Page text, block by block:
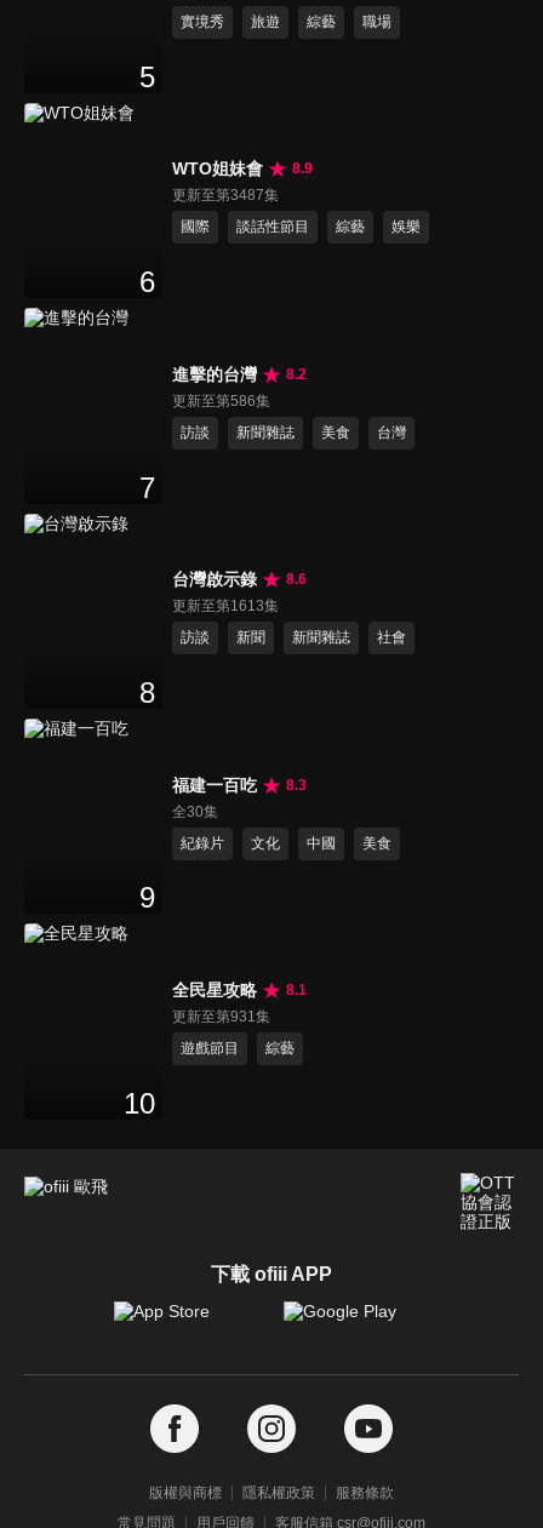
5
實境秀
旅遊 綜藝 職場
6
WTO姐妹會
8.9
更新至第3487集
國際
談話性節目 綜藝 娛樂
7
進擊的台灣
8.2
更新至第586集
訪談
新聞雜誌 美食 台灣
8
台灣啟示錄
8.6
更新至第1613集
訪談
新聞 新聞雜誌 社會
9
福建一百吃
8.3
全30集
紀錄片
文化 中國 美食
10
全民星攻略
8.1
更新至第931集
遊戲節目
綜藝
下載 ofiii APP
版權與商標 隱私權政策
服務條款
常見問題
用戶回饋 客服信箱 csr@ofiii.com